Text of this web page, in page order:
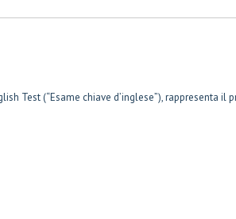
Test (“Esame chiave d’inglese”), rappresenta il